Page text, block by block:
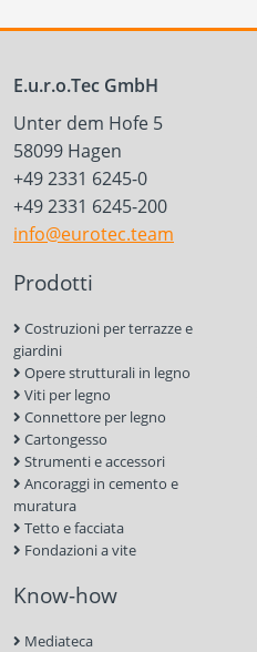
E.u.r.o.Tec GmbH
Unter dem Hofe 5
58099 Hagen
+49 2331 6245-0
+49 2331 6245-200
info@eurotec.team
Prodotti
Costruzioni per terrazze e
giardini
Opere strutturali in legno
Viti per legno
Connettore per legno
Cartongesso
Strumenti e accessori
Ancoraggi in cemento e
muratura
Tetto e facciata
Fondazioni a vite
Know-how
Mediateca